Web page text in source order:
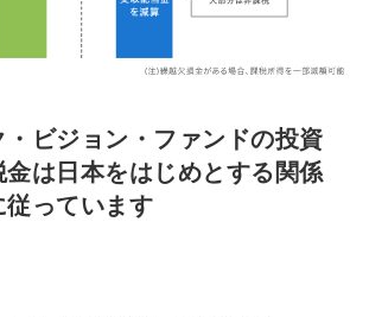
・ビジョン・ファンドの投資
は日本をはじめとする関係
っています